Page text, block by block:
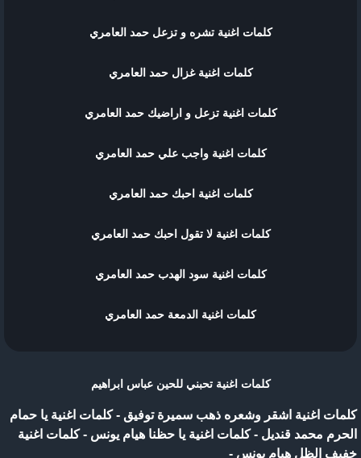
كلمات اغنية تشره و تزعل حمد العامري
كلمات اغنية غزال حمد العامري
كلمات اغنية تزعل و اراضيك حمد العامري
كلمات اغنية واجب علي حمد العامري
كلمات اغنية احبك حمد العامري
كلمات اغنية لا تقول احبك حمد العامري
كلمات اغنية سود الهدب حمد العامري
كلمات اغنية الدمعة حمد العامري
كلمات اغنية تحبني للحين عباس ابراهيم
كلمات اغنية اشقر وشعره ذهب سميرة توفيق -كلمات اغنية يا حمام
الحرم محمد قنديل -كلمات اغنية يا حظنا هيام يونس -كلمات اغنية
خفيف الظل هيام يونس -